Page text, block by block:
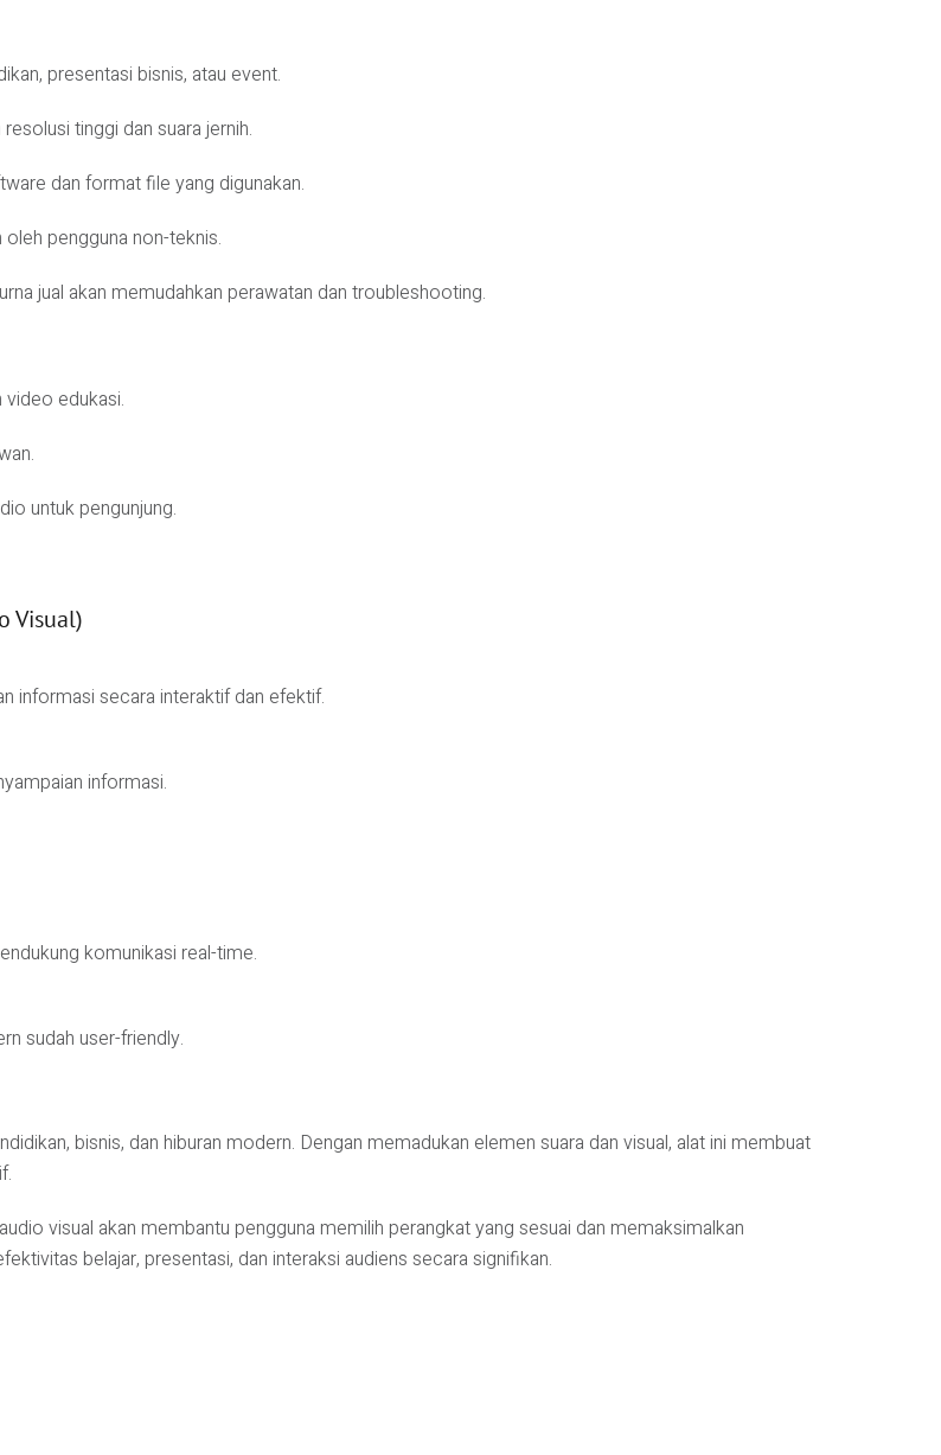
presentasi bisnis, atau event.
tinggi dan suara jernih.
dan format file yang digunakan.
pengguna non-teknis.
jual akan memudahkan perawatan dan troubleshooting.
video edukasi.
untuk pengunjung.
Visual)
informasi secara interaktif dan efektif.
informasi.
komunikasi real-time.
sudah user-friendly.
bisnis, dan hiburan modern. Dengan memadukan elemen suara dan visual, alat ini membuat
visual akan membantu pengguna memilih perangkat yang sesuai dan memaksimalkan
belajar, presentasi, dan interaksi audiens secara signifikan.